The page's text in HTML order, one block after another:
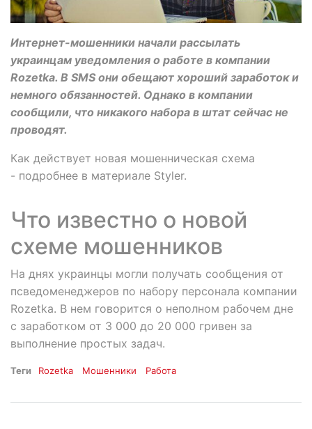
Интернет-мошенники начали рассылать
украинцам уведомления о работе в компании
Rozetka. В SMS они обещают хороший заработок и
немного обязанностей. Однако в компании
сообщили, что никакого набора в штат сейчас не
проводят.
Как действует новая мошенническая схема
- подробнее в материале Styler.
Что известно о новой
схеме мошенников
На днях украинцы могли получать сообщения от
псведоменеджеров по набору персонала компании
Rozetka. В нем говорится о неполном рабочем дне
с заработком от 3 000 до 20 000 гривен за
выполнение простых задач.
Теги Rozetka Мошенники Работа